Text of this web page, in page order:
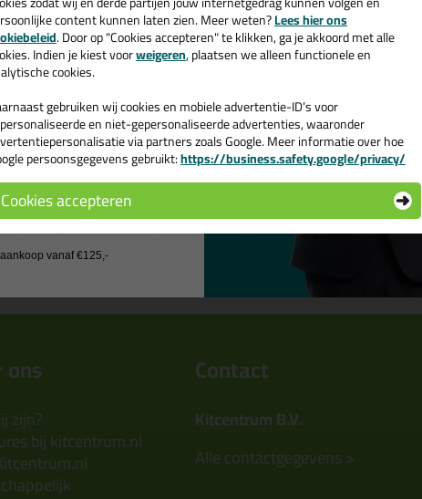
4 stuks
voegen
flexibele
(1)
-
van het merk Tec7 bij Kitcentrum.nl - gewoon uit voorraad
ons
zijn?
bij kitcentrum.nl
Contact
Kitcentrum B.V.
Alle contactgegevens >
content kunnen laten zien. Meer weten?Lees hier ons
. Door op "Cookies accepteren" te klikken, ga je akkoord met alle
Indien je kiest voorweigeren, plaatsen we alleen functionele en
cookies.
gebruiken wij cookies en mobiele advertentie-ID’s voor
en niet-gepersonaliseerde advertenties, waaronder
via partners zoals Google. Meer informatie over hoe
persoonsgegevens gebruikt:https://business.safety.google/privacy/
Cookies accepteren
en ontvang een
€35,-bij je eerste bestelling!
de actiecode ›
geen cadeau
vanaf €125,-